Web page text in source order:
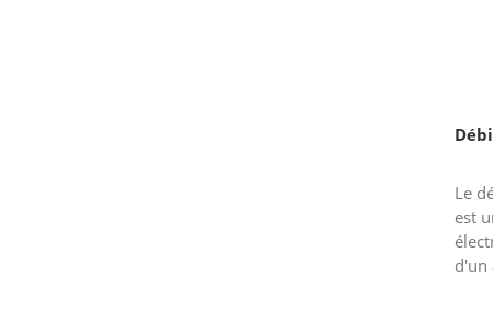
Le
est
d'un